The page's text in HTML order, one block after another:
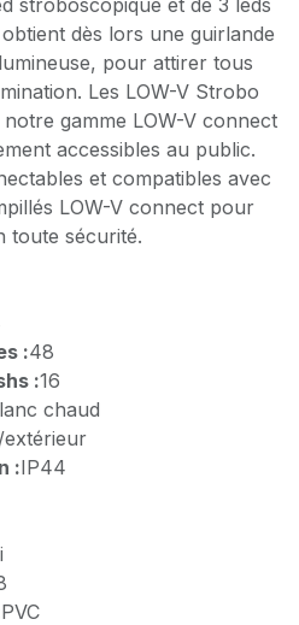
stroboscopique et de 3 leds
dès lors une guirlande
pour attirer tous
Les LOW-V Strobo
gamme LOW-V connect
accessibles au public.
et compatibles avec
LOW-V connect pour
toute sécurité.
:48
:16
chaud
:IP44
PVC